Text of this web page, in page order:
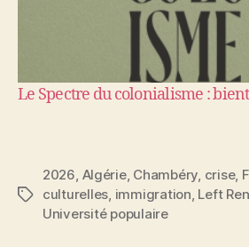
Le Spectre du colonialisme :
Étiquettes
2026, Algérie, Chambéry, crise,
culturelles, immigration, Left
Université populaire